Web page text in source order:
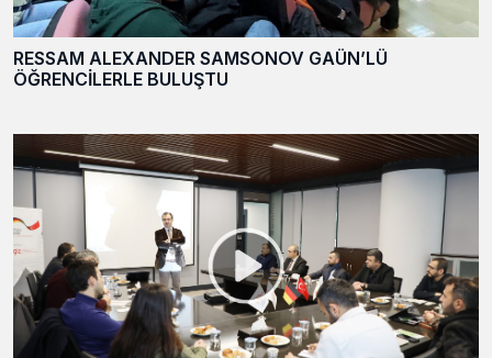
RESSAM ALEXANDER SAMSONOV GAÜN’LÜ
ÖĞRENCİLERLE BULUŞTU